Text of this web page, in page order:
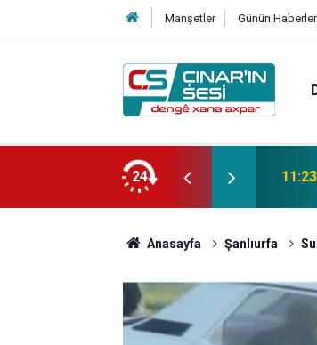
Manşetler Günün
24
Fiziki önlemler yetmez, en büyük
11:20
Anasayfa Şanlıurfa